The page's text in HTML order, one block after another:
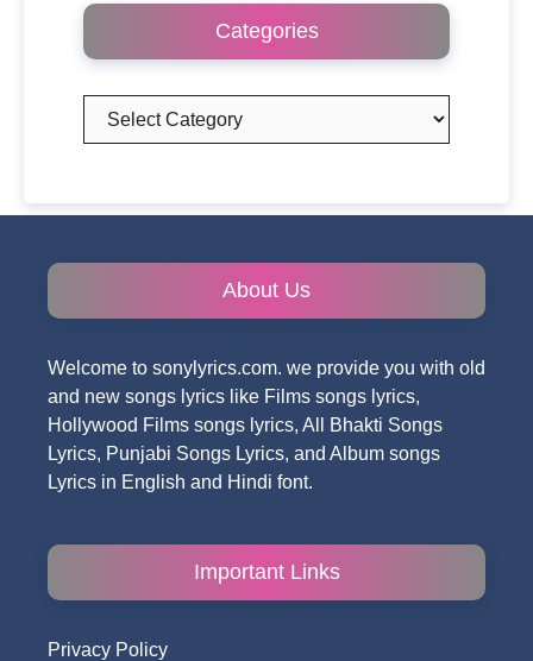
Categories
Categories
About Us
Welcome to sonylyrics.com. we provide you with old
and new songs lyrics like Films songs lyrics,
Hollywood Films songs lyrics, All Bhakti Songs
Lyrics, Punjabi Songs Lyrics, and Album songs
Lyrics in English and Hindi font.
Important Links
Privacy Policy